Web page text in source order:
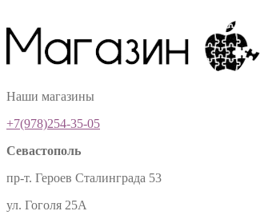
Наши магазины
+7(978)254-35-05
Севастополь
пр-т. Героев Сталинграда 53
ул. Гоголя 25А